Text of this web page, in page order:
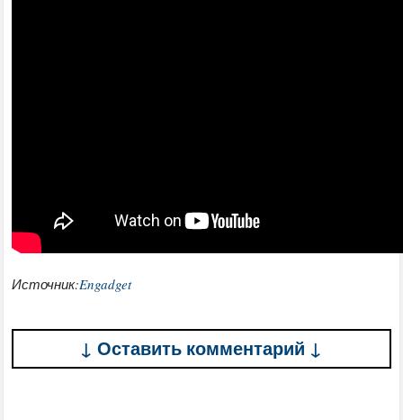
Источник:Engadget
↓ Оставить комментарий ↓